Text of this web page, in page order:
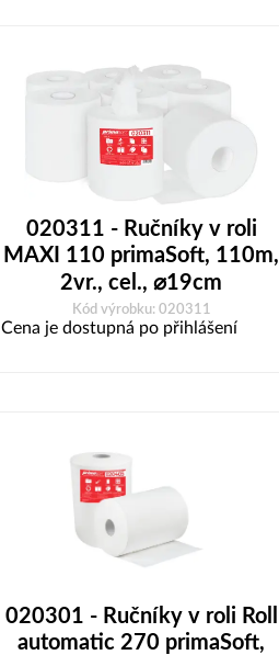
020311 - Ručníky v roli
MAXI 110 primaSoft, 110m,
2vr., cel., ⌀19cm
Kód výrobku: 020311
Cena je dostupná po přihlášení
020301 - Ručníky v roli Roll
automatic 270 primaSoft,